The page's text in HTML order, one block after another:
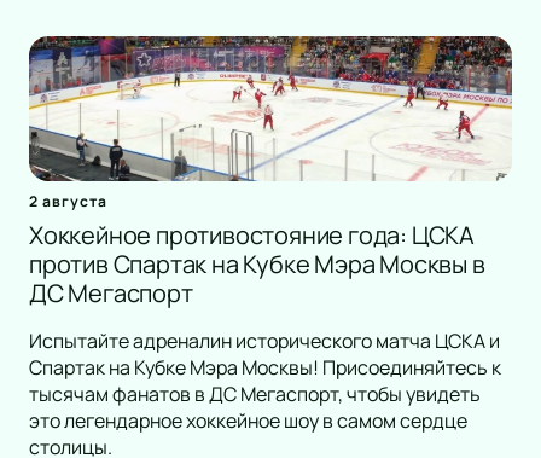
2 августа
Хоккейное противостояние года: ЦСКА
против Спартак на Кубке Мэра Москвы в
ДС Мегаспорт
Испытайте адреналин исторического матча ЦСКА и
Спартак на Кубке Мэра Москвы! Присоединяйтесь к
тысячам фанатов в ДС Мегаспорт, чтобы увидеть
это легендарное хоккейное шоу в самом сердце
столицы.